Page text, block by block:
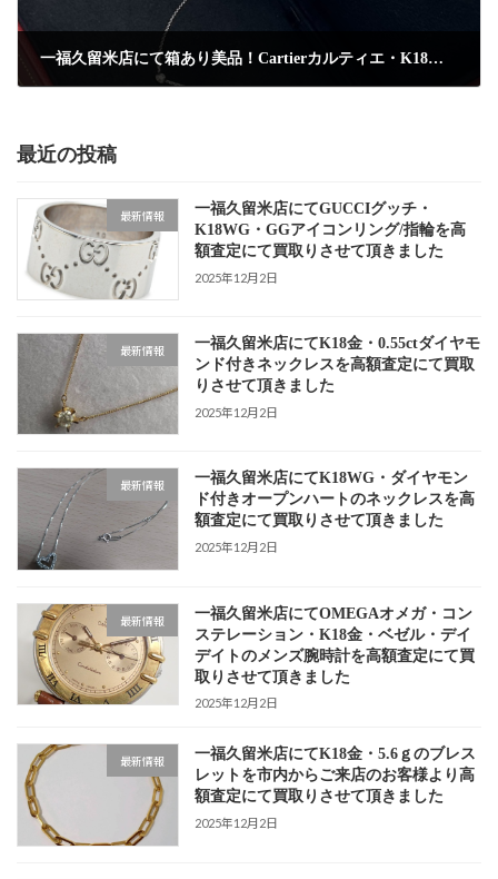
一福久留米店にて箱あり美品！Cartierカルティエ・K18WG・ダイヤモンドネックレスを高額査定にて買取りさせて頂きました
最近の投稿
最新情報
一福久留米店にてGUCCIグッチ・
K18WG・GGアイコンリング/指輪を高
額査定にて買取りさせて頂きました
2025年12月2日
最新情報
一福久留米店にてK18金・0.55ctダイヤモ
ンド付きネックレスを高額査定にて買取
りさせて頂きました
2025年12月2日
最新情報
一福久留米店にてK18WG・ダイヤモン
ド付きオープンハートのネックレスを高
額査定にて買取りさせて頂きました
2025年12月2日
最新情報
一福久留米店にてOMEGAオメガ・コン
ステレーション・K18金・ベゼル・デイ
デイトのメンズ腕時計を高額査定にて買
取りさせて頂きました
2025年12月2日
最新情報
一福久留米店にてK18金・5.6ｇのブレス
レットを市内からご来店のお客様より高
額査定にて買取りさせて頂きました
2025年12月2日